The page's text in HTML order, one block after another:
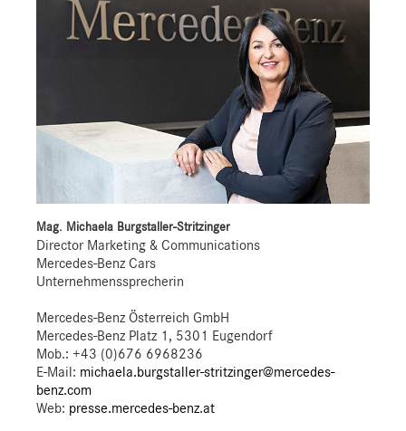
Mag. Michaela Burgstaller-Stritzinger
Director Marketing & Communications
Mercedes-Benz Cars
Unternehmenssprecherin
Mercedes-Benz Österreich GmbH
Mercedes-Benz Platz 1, 5301 Eugendorf
Mob.: +43 (0)676 6968236
E-Mail: michaela.burgstaller-stritzinger@mercedes-
benz.com
Web: presse.mercedes-benz.at